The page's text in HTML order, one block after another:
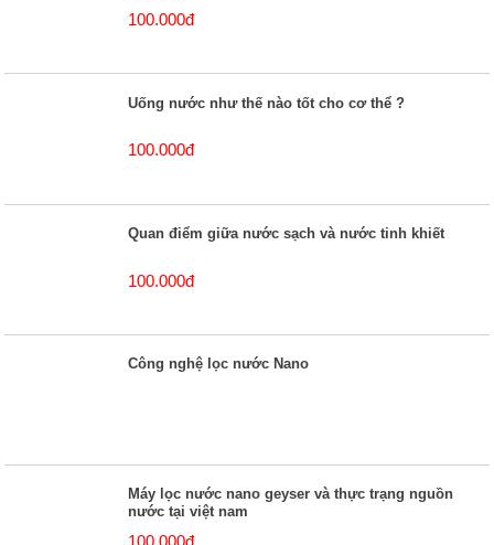
100.000đ
Uống nước như thế nào tốt cho cơ thể ?
100.000đ
Quan điểm giữa nước sạch và nước tinh khiết
100.000đ
Công nghệ lọc nước Nano
Máy lọc nước nano geyser và thực trạng nguồn
nước tại việt nam
100.000đ